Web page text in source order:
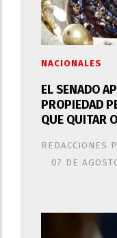
EL SENADO
PROPIEDAD
QUE QUITAR
REDACCIONES
NACIONALES
07 DE